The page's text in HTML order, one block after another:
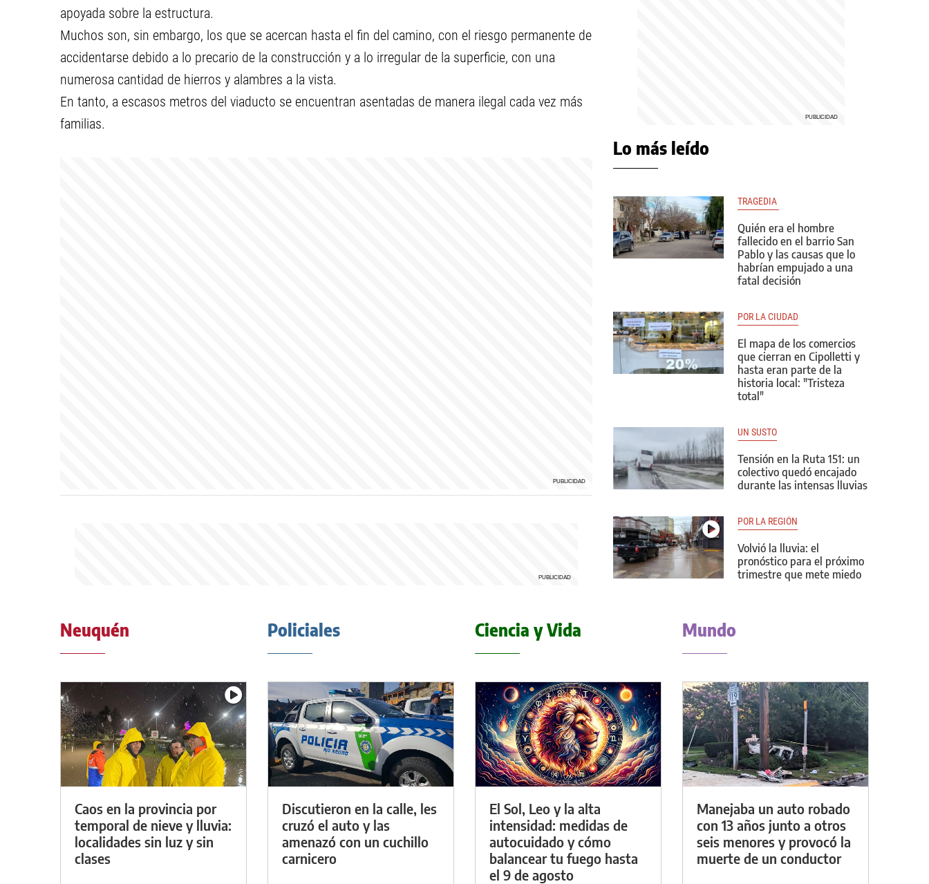
apoyada sobre la estructura.
Muchos son, sin embargo, los que se acercan hasta el fin del camino, con el riesgo permanente de
accidentarse debido a lo precario de la construcción y a lo irregular de la superficie, con una
numerosa cantidad de hierros y alambres a la vista.
En tanto, a escasos metros del viaducto se encuentran asentadas de manera ilegal cada vez más
familias.
Lo más leído
TRAGEDIA
Quién era el hombre
fallecido en el barrio San
Pablo y las causas que lo
habrían empujado a una
fatal decisión
POR LA CIUDAD
El mapa de los comercios
que cierran en Cipolletti y
hasta eran parte de la
historia local: "Tristeza
total"
UN SUSTO
Tensión en la Ruta 151: un
colectivo quedó encajado
durante las intensas lluvias
POR LA REGIÓN
Volvió la lluvia: el
pronóstico para el próximo
trimestre que mete miedo
Neuquén
Caos en la provincia por
temporal de nieve y lluvia:
localidades sin luz y sin
clases
Policiales
Discutieron en la calle, les
cruzó el auto y las
amenazó con un cuchillo
carnicero
Ciencia y Vida
El Sol, Leo y la alta
intensidad: medidas de
autocuidado y cómo
balancear tu fuego hasta
el 9 de agosto
Mundo
Manejaba un auto robado
con 13 años junto a otros
seis menores y provocó la
muerte de un conductor